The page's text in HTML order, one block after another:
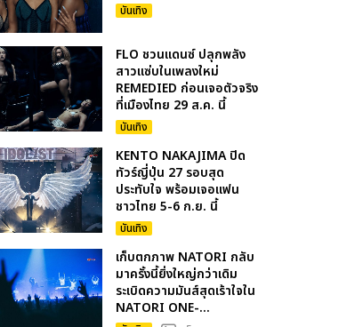
บันเทิง
FLO ชวนแดนซ์ ปลุกพลัง
สาวแซ่บในเพลงใหม่
REMEDIED ก่อนเจอตัวจริง
ที่เมืองไทย 29 ส.ค. นี้
บันเทิง
KENTO NAKAJIMA ปิด
ทัวร์ญี่ปุ่น 27 รอบสุด
ประทับใจ พร้อมเจอแฟน
ชาวไทย 5-6 ก.ย. นี้
บันเทิง
เก็บตกภาพ NATORI กลับ
มาครั้งนี้ยิ่งใหญ่กว่าเดิม
ระเบิดความมันส์สุดเร้าใจใน
NATORI ONE-...